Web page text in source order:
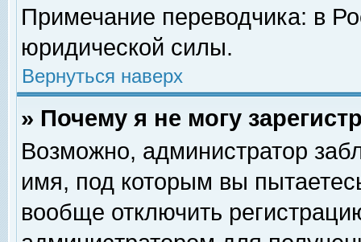
Примечание переводчика: в
юридической силы.
Вернуться наверх
» Почему я не могу
Возможно, администратор
имя, под которым вы
вообще отключить